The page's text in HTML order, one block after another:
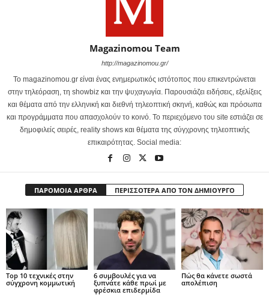
Magazinomou Team
http://magazinomou.gr/
Το magazinomou.gr είναι ένας ενημερωτικός ιστότοπος που επικεντρώνεται
στην τηλεόραση, τη showbiz και την ψυχαγωγία. Παρουσιάζει ειδήσεις, εξελίξεις
και θέματα από την ελληνική και διεθνή τηλεοπτική σκηνή, καθώς και πρόσωπα
και προγράμματα που απασχολούν το κοινό. Το περιεχόμενο του site εστιάζει σε
δημοφιλείς σειρές, reality shows και θέματα της σύγχρονης τηλεοπτικής
επικαιρότητας. Social media:
ΠΑΡΟΜΟΙΑ ΑΡΘΡΑ ΠΕΡΙΣΣΟΤΕΡΑ ΑΠΟ ΤΟΝ ΔΗΜΙΟΥΡΓΟ
Top 10 τεχνικές στην
σύγχρονη κομμωτική
6 συμβουλές για να
ξυπνάτε κάθε πρωί με
φρέσκια επιδερμίδα
Πώς θα κάνετε σωστά
απολέπιση